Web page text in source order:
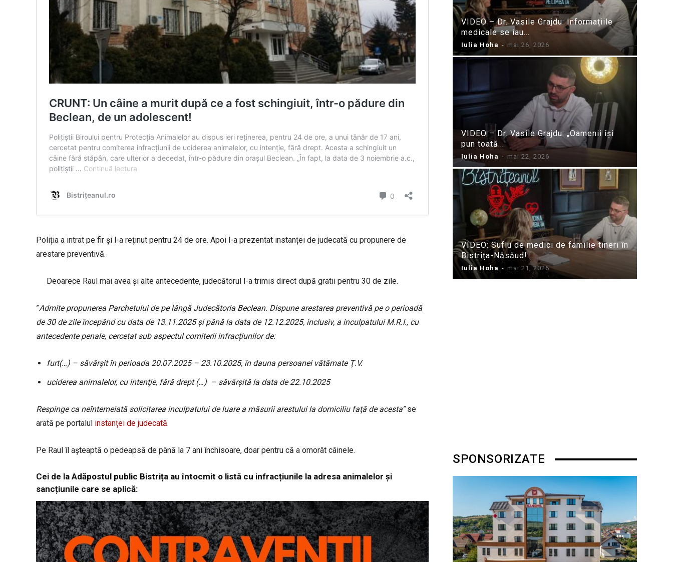
Poliția a intrat pe fir și l-a reținut pentru 24 de ore. Apoi l-a prezentat instanței de judecată cu propunere de
arestare preventivă.
Deoarece Raul mai avea și alte antecedente, judecătorul l-a trimis direct după gratii pentru 30 de zile.
”Admite propunerea Parchetului de pe lângă Judecătoria Beclean. Dispune arestarea preventivă pe o perioadă
de 30 de zile începând cu data de 13.11.2025 şi până la data de 12.12.2025, inclusiv, a inculpatului M.R.I., cu
antecedente penale, cercetat sub aspectul comiterii infracțiunilor de:
furt(…) – săvârșit în perioada 20.07.2025 – 23.10.2025, în dauna persoanei vătămate Ţ.V.
uciderea animalelor, cu intenţie, fără drept (…) – săvârşită la data de 22.10.2025
Respinge ca neîntemeiată solicitarea inculpatului de luare a măsurii arestului la domiciliu faţă de acesta”se
arată pe portalul instanței de judecată.
Pe Raul îl așteaptă o pedeapsă de până la 7 ani închisoare, doar pentru că a omorât câinele.
Cei de la Adăpostul public Bistrița au întocmit o listă cu infracțiunile la adresa animalelor și
sancțiunile care se aplică:
VIDEO – Dr. Vasile Grajdu: Informațiile
medicale se iau...
Iulia Hoha - mai 26, 2026
VIDEO – Dr. Vasile Grajdu: „Oamenii își
pun toată...
Iulia Hoha - mai 22, 2026
VIDEO: Suflu de medici de familie tineri în
Bistrița-Năsăud!...
Iulia Hoha - mai 21, 2026
SPONSORIZATE